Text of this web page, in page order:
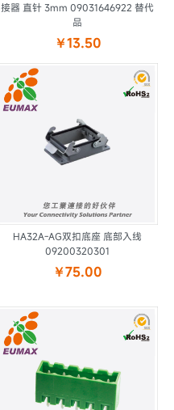
接器 直针 3mm 09031646922 替代
品
￥13.50
HA32A-AG双扣底座 底部入线
09200320301
￥75.00